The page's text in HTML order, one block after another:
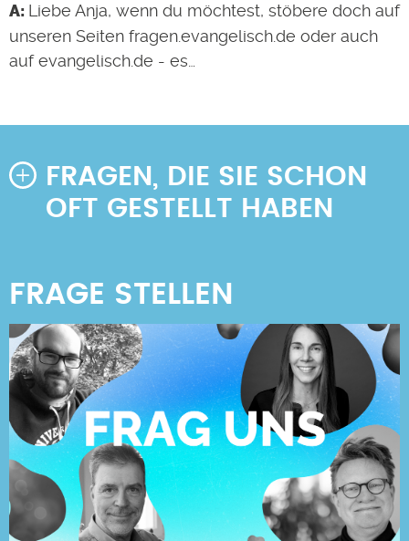
Liebe Anja, wenn du möchtest, stöbere doch auf
unseren Seiten fragen.evangelisch.de oder auch
auf evangelisch.de - es…
FRAGEN, DIE SIE SCHON
OFT GESTELLT HABEN